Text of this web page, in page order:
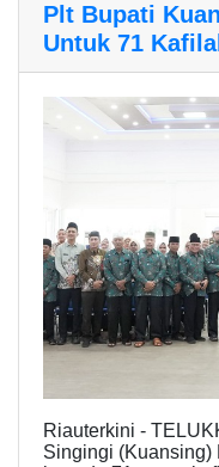
Plt Bupati
Untuk 71
Riauterkini -
Singingi (Kuansing)